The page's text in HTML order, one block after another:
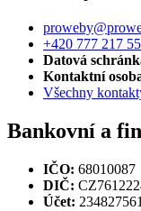
+420 777 217
Datová
Kontaktní
Všechny
Bankovní a
IČO: 68010087
DIČ:
Účet: